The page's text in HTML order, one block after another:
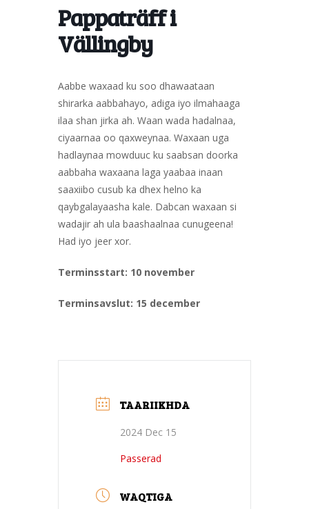
Pappaträff i
Vällingby
Aabbe waxaad ku soo dhawaataan
shirarka aabbahayo, adiga iyo ilmahaaga
ilaa shan jirka ah. Waan wada hadalnaa,
ciyaarnaa oo qaxweynaa. Waxaan uga
hadlaynaa mowduuc ku saabsan doorka
aabbaha waxaana laga yaabaa inaan
saaxiibo cusub ka dhex helno ka
qaybgalayaasha kale. Dabcan waxaan si
wadajir ah ula baashaalnaa cunugeena!
Had iyo jeer xor.
Terminsstart: 10 november
Terminsavslut: 15 december
TAARIIKHDA
2024 Dec 15
Passerad
WAQTIGA